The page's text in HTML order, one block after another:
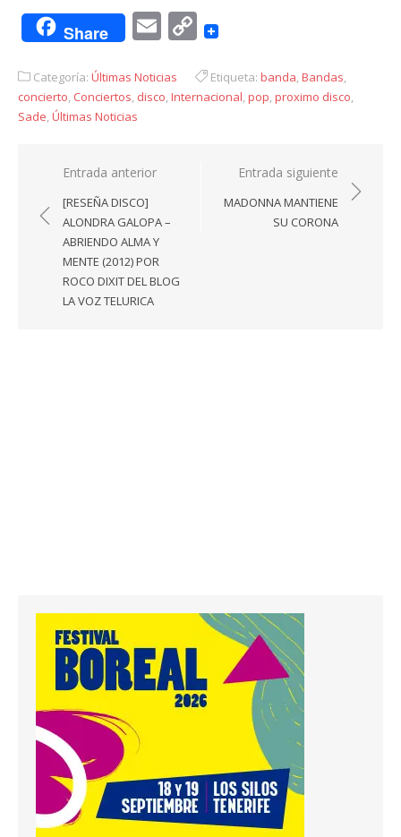
Share EmailCopy
Categoría: Últimas Noticias Etiqueta: banda,Bandas,
concierto, Conciertos, disco,Internacional,pop,proximo disco,
Sade,Últimas Noticias
Navegación
entradas
Entrada anterior
[RESEÑA DISCO]
ALONDRA GALOPA –
ABRIENDO ALMA Y
MENTE (2012) POR
ROCO DIXIT DEL BLOG
LA VOZ TELURICA
Entrada siguiente
MADONNA MANTIENE
SU CORONA